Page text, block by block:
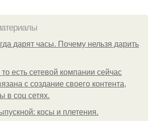
дарят часы. Почему нельзя дарить
есть сетевой компании сейчас
с создание своего контента,
в соц сетях.
косы и плетения.